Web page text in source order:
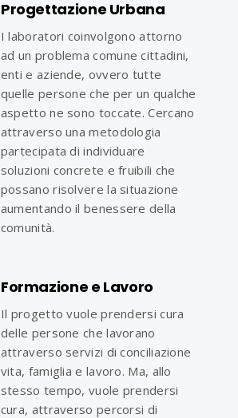
Progettazione Urbana
I laboratori coinvolgono attorno
ad un problema comune cittadini,
enti e aziende, ovvero tutte
quelle persone che per un qualche
aspetto ne sono toccate. Cercano
attraverso una metodologia
partecipata di individuare
soluzioni concrete e fruibili che
possano risolvere la situazione
aumentando il benessere della
comunità.
Formazione e Lavoro
Il progetto vuole prendersi cura
delle persone che lavorano
attraverso servizi di conciliazione
vita, famiglia e lavoro. Ma, allo
stesso tempo, vuole prendersi
cura, attraverso percorsi di